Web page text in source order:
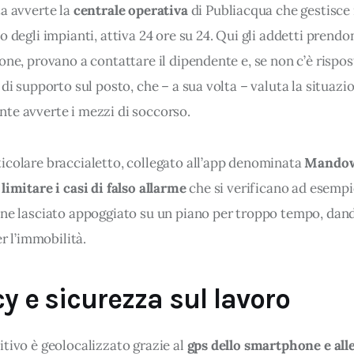
accetta di memorizzare tutti i cookie sul dispositivo per
può gestire direttamente le proprie preferenze
chiusura del presente banner comporta il permanere delle
visualizzazione della pagina.
avverte la centrale operativa di Publiacqua che gestisce
degli impianti, attiva 24 ore su 24. Qui gli addetti
provano a contattare il dipendente e, se non c’è
supporto sul posto, che – a sua volta – valuta la
avverte i mezzi di soccorso.
braccialetto, collegato all’app denominata
limitare i casi di falso allarme che si verificano ad
lasciato appoggiato su un piano per troppo tempo,
l’immobilità.
e sicurezza sul lavoro
è geolocalizzato grazie al gps dello smartphone e